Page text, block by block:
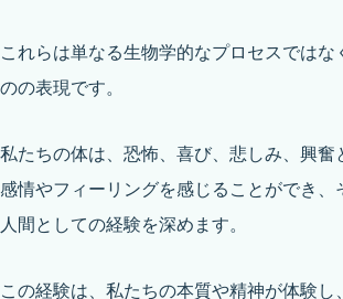
これらは単なる生物学的なプロセスではな
のの表現です。
私たちの体は、恐怖、喜び、悲しみ、興奮
感情やフィーリングを感じることができ、
人間としての経験を深めます。
この経験は、私たちの本質や精神が体験し